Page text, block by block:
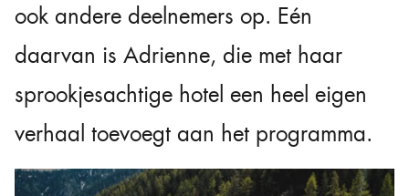
ook andere deelnemers op. Eén
daarvan is Adrienne, die met haar
sprookjesachtige hotel een heel eigen
verhaal toevoegt aan het programma.